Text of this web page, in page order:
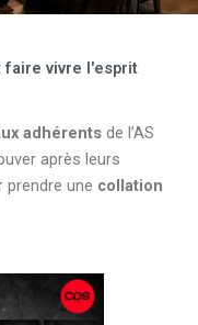
faire vivre l'esprit
adhérents de l’AS
après leurs
une collation